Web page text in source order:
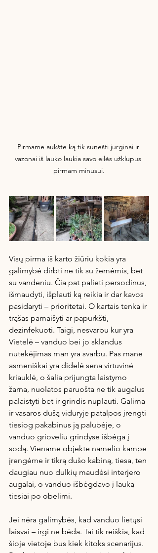
Pirmame aukšte ką tik sunešti jurginai ir
vazonai iš lauko laukia savo eilės užklupus
pirmam minusui.
Visų pirma iš karto žiūriu kokia yra
galimybė dirbti ne tik su žemėmis, bet
su vandeniu. Čia pat palieti persodinus,
išmaudyti, išplauti ką reikia ir dar kavos
pasidaryti – prioritetai. O kartais tenka ir
trąšas pamaišyti ar papurkšti,
dezinfekuoti. Taigi, nesvarbu kur yra
Vietelė – vanduo bei jo sklandus
nutekėjimas man yra svarbu. Pas mane
asmeniškai yra didelė sena virtuvinė
kriauklė, o šalia prijungta laistymo
žarna, nuolatos paruošta ne tik augalus
palaistyti bet ir grindis nuplauti. Galima
ir vasaros dušą viduryje patalpos įrengti
tiesiog pakabinus ją palubėje, o
vanduo grioveliu grindyse išbėga į
sodą. Viename objekte namelio kampe
įrengėme ir tikrą dušo kabiną, tiesa, ten
daugiau nuo dulkių maudėsi interjero
augalai, o vanduo išbėgdavo į lauką
tiesiai po obelimi.
Jei nėra galimybės, kad vanduo lietųsi
laisvai – irgi ne bėda. Tai tik reiškia, kad
šioje vietoje bus kiek kitoks scenarijus.